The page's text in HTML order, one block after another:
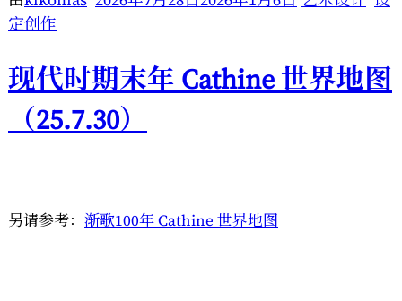
定创作
现代时期末年 Cathine 世界地图
（25.7.30）
另请参考： 渐歌100年 Cathine 世界地图